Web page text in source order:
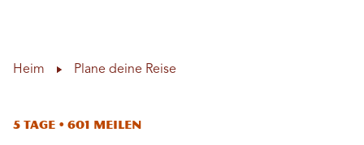
Heim Plane deine Reise
5 Tage • 601 Meilen